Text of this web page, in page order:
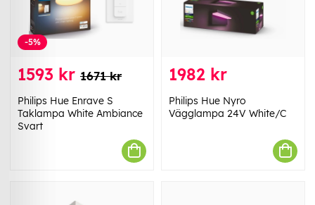
-5%
1593 kr 1671 kr
Philips Hue Enrave S
Taklampa White Ambiance
Svart
1982 kr
Philips Hue Nyro
Vägglampa 24V White/C